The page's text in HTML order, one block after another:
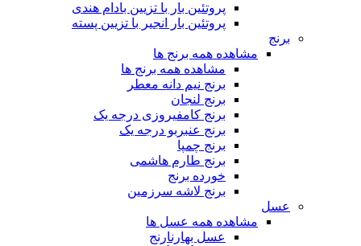
پروتئین بار با تزیین بادام هندی
پروتئین بار انجیر با تزیین پسته
برنج
مشاهده همه برنج ها
مشاهده همه برنج ها
برنج نیم دانه معطر
برنج لنجان
برنج کامفیروزی درجه یک
برنج عنبربو درجه یک
برنج چمپا
برنج طارم هاشمی
خورده برنج
برنج لاشه سرزمین
عسل
مشاهده همه عسل ها
عسل بهارنارنج